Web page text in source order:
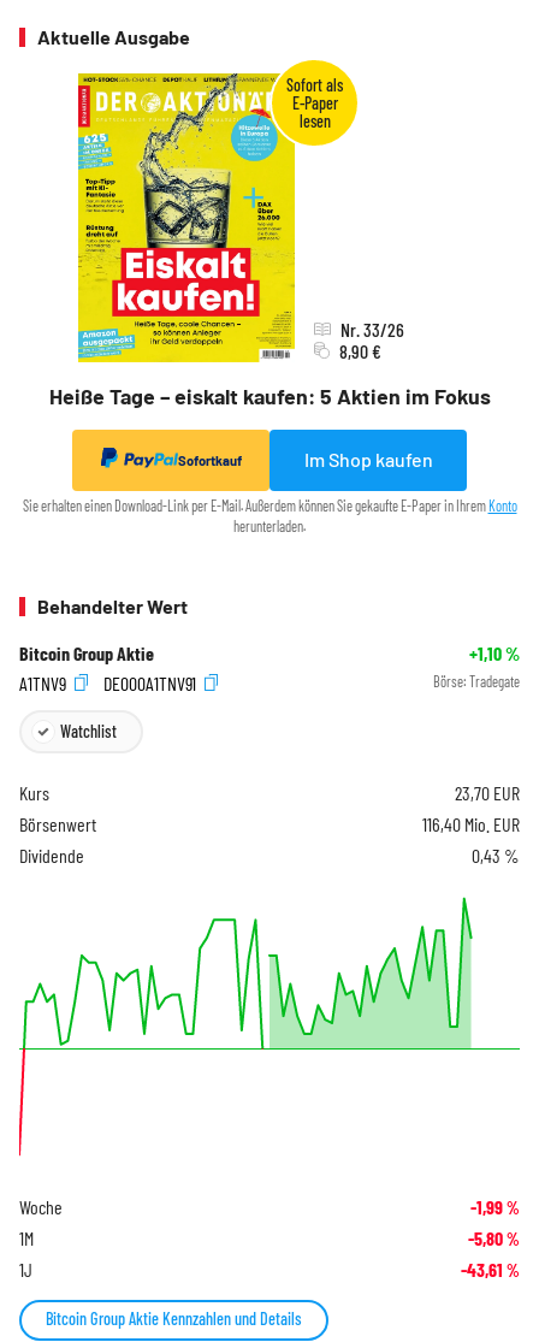
Aktuelle Ausgabe
Heiße Tage – eiskalt kaufen: 5 Aktien im Fokus
Nr. 33/26
8,90 €
Sofortkauf Im Shop kaufen
Sie erhalten einen Download-Link per E-Mail. Außerdem können Sie gekaufte E-Paper in IhremKonto
herunterladen.
Behandelter Wert
Bitcoin Group Aktie +1,10%
A1TNV9
DE000A1TNV91 Börse: Tradegate
Watchlist
Kurs 23,70 EUR
Börsenwert
116,40 Mio. EUR
Dividende
0,43 %
Woche -1,99%
1M -5,80%
1J -43,61 %
Bitcoin Group Aktie Kennzahlen und Details